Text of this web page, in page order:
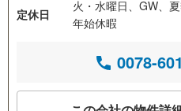
定休日
火・水曜日、GW、
年始休暇
0078-